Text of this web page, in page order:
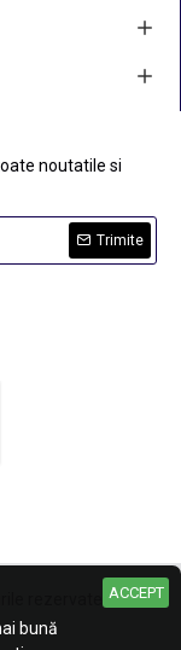
noutatile si
Trimite
rezervate. ACCEPT
bună